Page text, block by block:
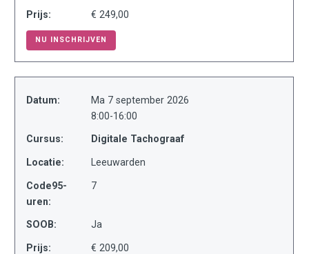
Prijs: € 249,00
NU INSCHRIJVEN
Datum:
Ma 7 september 2026
8:00-16:00
Cursus: Digitale Tachograaf
Locatie: Leeuwarden
Code95-
uren:
7
SOOB: Ja
Prijs: € 209,00